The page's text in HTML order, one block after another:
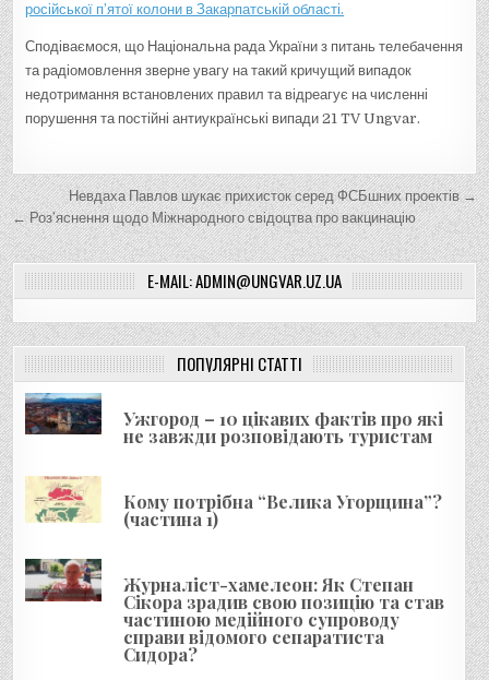
російської п’ятої колони в Закарпатській області.
Сподіваємося, що Національна рада України з питань телебачення
та радіомовлення зверне увагу на такий кричущий випадок
недотримання встановлених правил та відреагує на численні
порушення та постійні антиукраїнські випади 21 TV Ungvar.
Н
а
в
і
г
а
ц
і
я
з
а
п
и
с
і
в
Невдаха Павлов шукає прихисток серед ФСБшних проектів →
← Роз’яснення щодо Міжнародного свідоцтва про вакцинацію
E-MAIL: ADMIN@UNGVAR.UZ.UA
ПОПУЛЯРНІ СТАТТІ
Ужгород – 10 цікавих фактів про які
не завжди розповідають туристам
Кому потрібна “Велика Угорщина”?
(частина 1)
Журналіст-хамелеон: Як Степан
Сікора зрадив свою позицію та став
частиною медійного супроводу
справи відомого сепаратиста
Сидора?